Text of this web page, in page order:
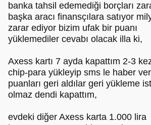
banka tahsil edemediği borçları
başka aracı finansçılara satıyor
zarar ediyor bizim ufak bir puanı
yüklemediler cevabı olacak illa ki,
Axess kartı 7 ayda kapattım 2-3
chip-para yükleyip sms le haber
puanları geri aldılar geri yükleme
olmaz dendi kapattım,
evdeki diğer Axess karta 1.000 lira